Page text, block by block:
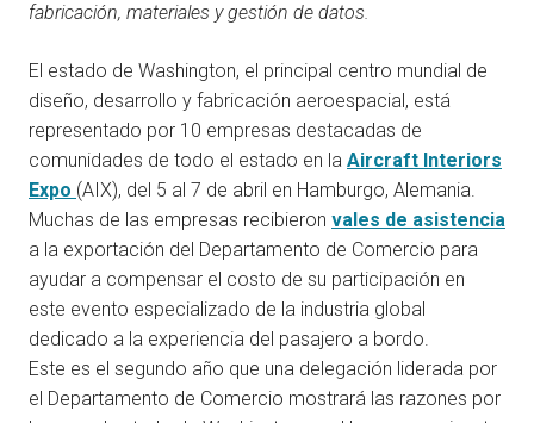
fabricación, materiales y gestión de datos.
El estado de Washington, el principal centro mundial de
diseño, desarrollo y fabricación aeroespacial, está
representado por 10 empresas destacadas de
comunidades de todo el estado en la Aircraft Interiors
Expo (AIX), del 5 al 7 de abril en Hamburgo, Alemania.
Muchas de las empresas recibieron vales de asistencia
a la exportación del Departamento de Comercio para
ayudar a compensar el costo de su participación en
este evento especializado de la industria global
dedicado a la experiencia del pasajero a bordo.
Este es el segundo año que una delegación liderada por
el Departamento de Comercio mostrará las razones por